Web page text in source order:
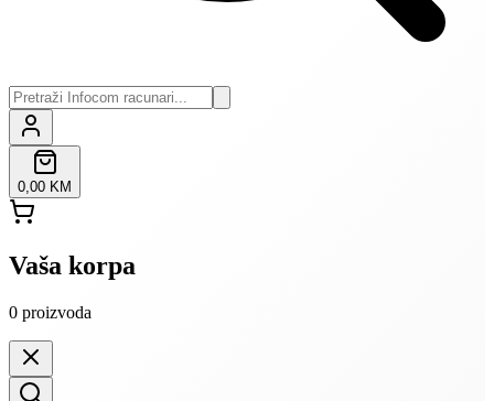
0,00 KM
Vaša korpa
0 proizvoda